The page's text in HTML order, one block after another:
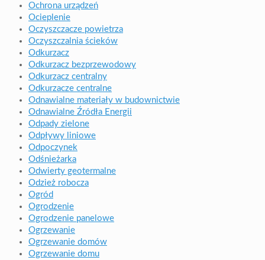
Ochrona urządzeń
Ocieplenie
Oczyszczacze powietrza
Oczyszczalnia ścieków
Odkurzacz
Odkurzacz bezprzewodowy
Odkurzacz centralny
Odkurzacze centralne
Odnawialne materiały w budownictwie
Odnawialne Źródła Energii
Odpady zielone
Odpływy liniowe
Odpoczynek
Odśnieżarka
Odwierty geotermalne
Odzież robocza
Ogród
Ogrodzenie
Ogrodzenie panelowe
Ogrzewanie
Ogrzewanie domów
Ogrzewanie domu